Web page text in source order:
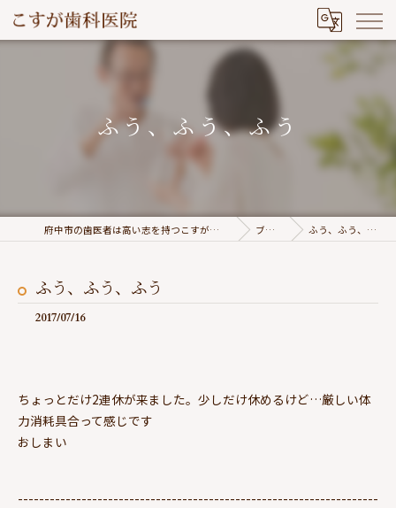
ふう、ふう、ふう
府中市の歯医者は高い志を持つこすが歯科医院 ブログ ふう、ふう、ふう
ふう、ふう、ふう
2017/07/16
ちょっとだけ2連休が来ました。少しだけ休めるけど…厳しい体
力消耗具合って感じです
おしまい
--------------------------------------------------------------------